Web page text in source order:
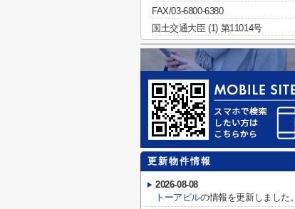
FAX/03-6800-6380
国土交通大臣 (1) 第11014号
更新物件情報
2026-08-08
トーアビルの情報を更新しました。